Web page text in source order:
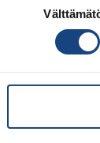
myötä
seuroilla